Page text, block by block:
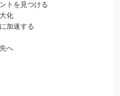
トを見つける
化
加速する
へ